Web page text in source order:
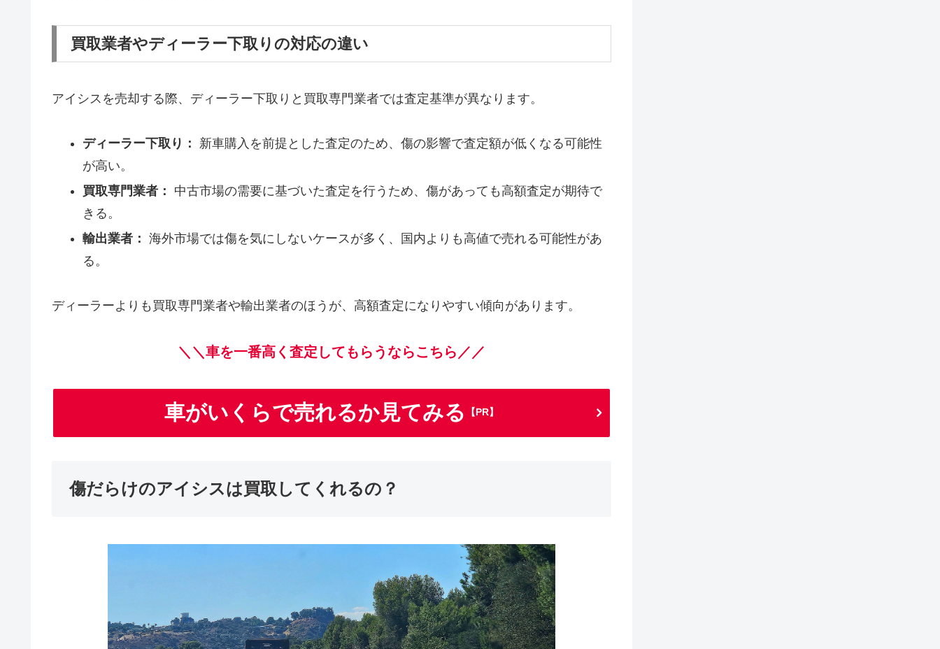
買取業者やディーラー下取りの対応の違い
アイシスを売却する際、ディーラー下取りと買取専門業者では査定基準が異なります。
ディーラー下取り：
新車購入を前提とした査定のため、傷の影響で査定額が低くなる可能性
が高い。
買取専門業者：
中古市場の需要に基づいた査定を行うため、傷があっても高額査定が期待で
きる。
輸出業者： 海外市場では傷を気にしないケースが多く、国内よりも高値で売れる可能性があ
る。
ディーラーよりも買取専門業者や輸出業者のほうが、高額査定になりやすい傾向があります。
＼＼車を一番高く査定してもらうならこちら／／
車がいくらで売れるか見てみる 【PR】
傷だらけのアイシスは買取してくれるの？